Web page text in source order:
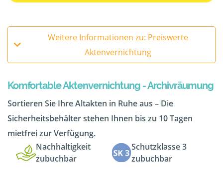
Weitere Informationen zu: Preiswerte
Aktenvernichtung
Komfortable Aktenvernichtung - Archivräumung
Sortieren Sie Ihre Altakten in Ruhe aus – Die
Sicherheitsbehälter stehen Ihnen bis zu 10 Tagen
mietfrei zur Verfügung.
Nachhaltigkeit
zubuchbar
Schutzklasse 3
zubuchbar